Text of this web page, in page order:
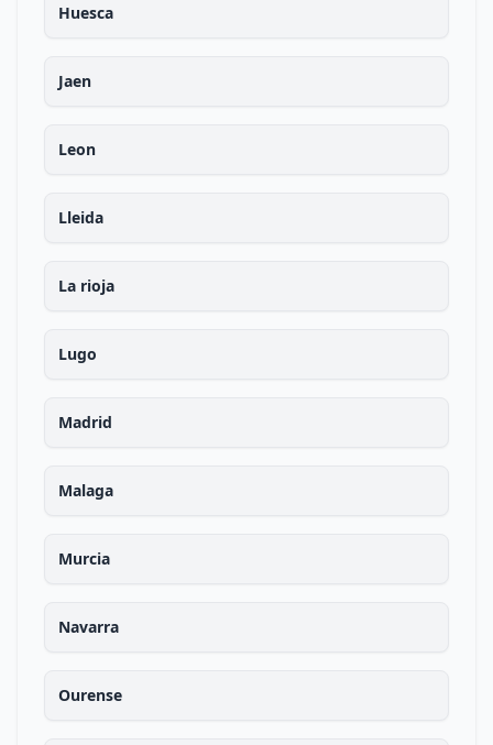
Huesca
Jaen
Leon
Lleida
La rioja
Lugo
Madrid
Malaga
Murcia
Navarra
Ourense